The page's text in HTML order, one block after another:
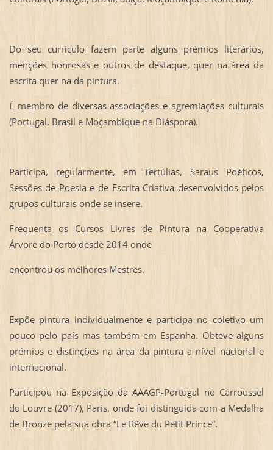
Do seu currículo fazem parte alguns prémios literários,
menções honrosas e outros de destaque, quer na área da
escrita quer na da pintura.
É membro de diversas associações e agremiações culturais
(Portugal, Brasil e Moçambique na Diáspora).
Participa, regularmente, em Tertúlias, Saraus Poéticos,
Sessões de Poesia e de Escrita Criativa desenvolvidos pelos
grupos culturais onde se insere.
Frequenta os Cursos Livres de Pintura na Cooperativa
Árvore do Porto desde 2014 onde
encontrou os melhores Mestres.
Expõe pintura individualmente e participa no coletivo um
pouco pelo país mas também em Espanha. Obteve alguns
prémios e distinções na área da pintura a nível nacional e
internacional.
Participou na Exposição da AAAGP-Portugal no Carroussel
du Louvre (2017), Paris, onde foi distinguida com a Medalha
de Bronze pela sua obra “Le Rêve du Petit Prince”.